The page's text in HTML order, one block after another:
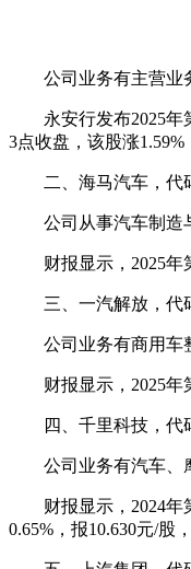
公司业务有主营业
永安行发布2025
3点收盘，该股涨1.59%
二、海马汽车，代
公司从事汽车制造
财报显示，2025年
三、一汽解放，代
公司业务有商用车
财报显示，2025年
四、千里科技，代
公司业务有汽车、
财报显示，2024年
0.65%，报10.630元/股